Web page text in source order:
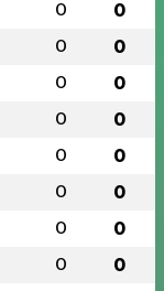
0 0
0 0
0 0
0 0
0 0
0 0
0 0
0 0